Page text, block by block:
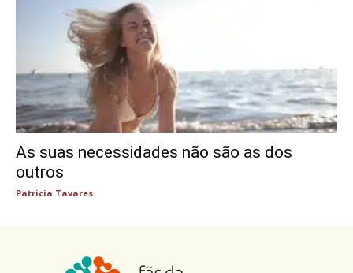
As suas necessidades não são as dos
outros
Patricia Tavares